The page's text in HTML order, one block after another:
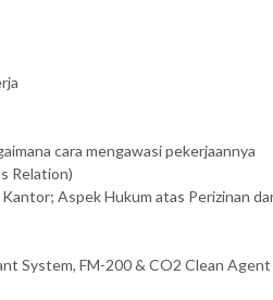
cara mengawasi pekerjaannya
Relation)
Aspek Hukum atas Perizinan
System, FM-200 & CO2 Clean Agent